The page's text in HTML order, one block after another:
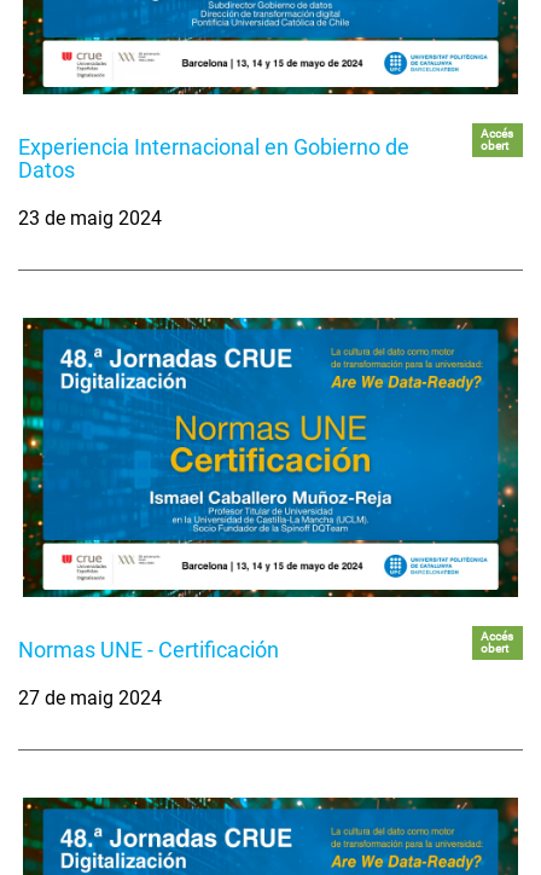
Experiencia Internacional en Gobierno de
Datos
Accés
obert
23 de maig 2024
Normas UNE - Certificación
Accés
obert
27 de maig 2024